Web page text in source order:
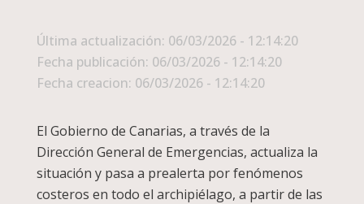
Última actualización: 06/03/2026 - 12:14:20
Fecha publicación: 06/03/2026 - 12:14:20
Fecha creacion: 06/03/2026 - 12:14:20
El Gobierno de Canarias, a través de la
Dirección General de Emergencias, actualiza la
situación y pasa a prealerta por fenómenos
costeros en todo el archipiélago, a partir de las